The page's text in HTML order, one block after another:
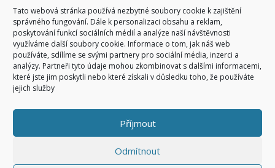
Tato webová stránka používá nezbytné soubory cookie k zajištění
správného fungování. Dále k personalizaci obsahu a reklam,
poskytování funkcí sociálních médií a analýze naší návštěvnosti
využíváme další soubory cookie. Informace o tom, jak náš web
používáte, sdílíme se svými partnery pro sociální média, inzerci a
analýzy. Partneři tyto údaje mohou zkombinovat s dalšími informacemi,
které jste jim poskytli nebo které získali v důsledku toho, že používáte
jejich služby
Příjmout
Odmítnout
info@oukojetice.cz
ÚŘEDNÍ HODINY
Po, St: 15:30 - 16:30
Všechny kontakty | Kde nás najdete
© 2026Obec Kojetice na Moravě
Všechna práva vyhrazena